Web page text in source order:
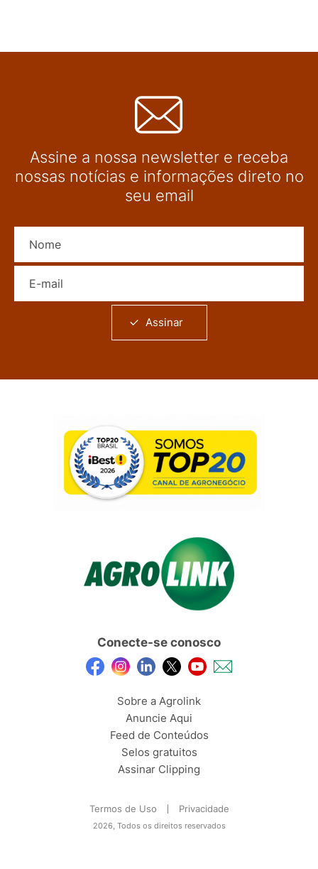
Assine a nossa newsletter e receba
nossas notícias e informações direto no
seu email
Assinar
Conecte-se conosco
Sobre a Agrolink
Anuncie Aqui
Feed de Conteúdos
Selos gratuitos
Assinar Clipping
Termos de Uso Privacidade
2026, Todos os direitos reservados